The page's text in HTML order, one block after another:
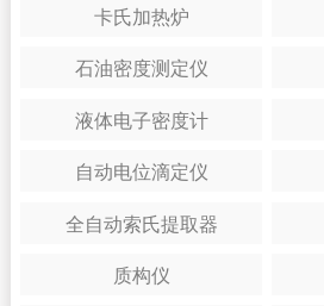
卡氏加热炉
石油密度测定仪
液体电子密度计
自动电位滴定仪
全自动索氏提取器
质构仪